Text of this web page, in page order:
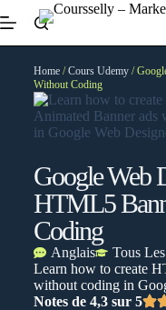
Home/Cours Udemy/
Without Coding
Google Web
HTML5
Coding
Anglais Tous
Learn how to create
without coding in
Notes de 4,3 sur 5